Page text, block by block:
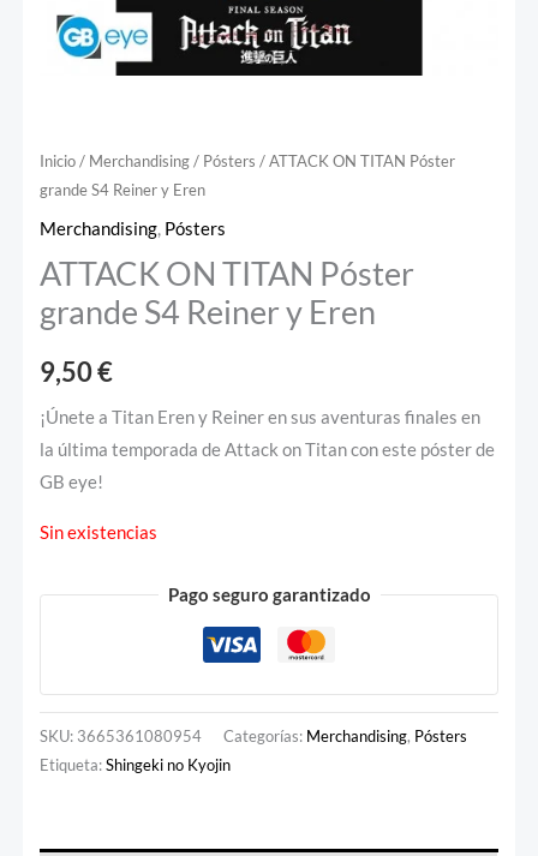
Inicio/ Merchandising/ Pósters / ATTACK ON TITAN Póster
grande S4 Reiner y Eren
Merchandising, Pósters
ATTACK ON TITAN Póster
grande S4 Reiner y Eren
9,50€
¡Únete a Titan Eren y Reiner en sus aventuras finales en
la última temporada de Attack on Titan con este póster de
GB eye!
Sin existencias
Pago seguro garantizado
SKU: 3665361080954 Categorías: Merchandising, Pósters
Etiqueta:Shingeki no Kyojin